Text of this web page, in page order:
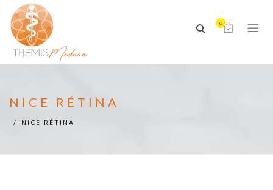
0
NICE RÉTINA
NICE RÉTINA